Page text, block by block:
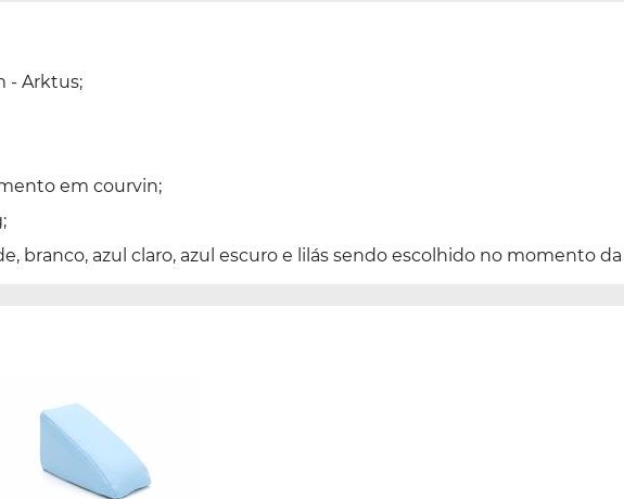
- Arktus;
em courvin;
branco, azul claro, azul escuro e lilás sendo escolhido no momento